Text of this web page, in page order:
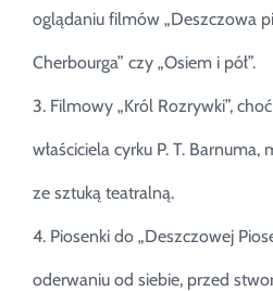
oglądaniu filmów „Deszczowa
Cherbourga” czy „Osiem i pół”.
3. Filmowy „Król Rozrywki”,
właściciela cyrku P. T.
ze sztuką teatralną.
4. Piosenki do „Deszczowej
oderwaniu od siebie, przed